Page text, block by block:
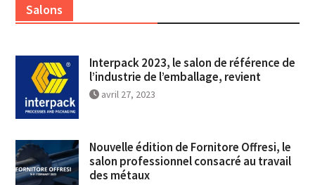
Salons
Interpack 2023, le salon de référence de
l’industrie de l’emballage, revient
avril 27, 2023
Nouvelle édition de Fornitore Offresi, le
salon professionnel consacré au travail
des métaux